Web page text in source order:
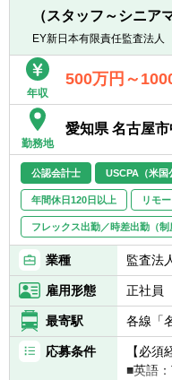
■成長
ム）
※経験
ります。
＜在宅
業務に
（スタッフ～シニア
EY新日本有限責任監査法人
年収
500万円～
勤務地
愛知県 名古屋
公認会計士 USCPA（米国
年間休日120日以上 リモ
フレックス出勤／時差出勤（制
業種 監査法
雇用形態 正社員
最寄駅 各線「
応募条件
【必須
■英語